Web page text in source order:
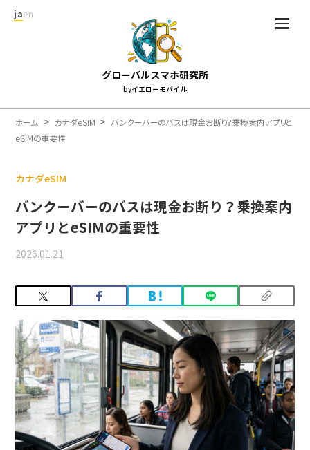
jaen
グローバルスマホ研究所
byイエローモバイル
ホーム カナダeSIM
バンクーバーのバスは現金お断り？乗換案内アプリと
eSIMの重要性
カナダeSIM
バンクーバーのバスは現金お断り？乗換案内
アプリとeSIMの重要性
2026.01.21